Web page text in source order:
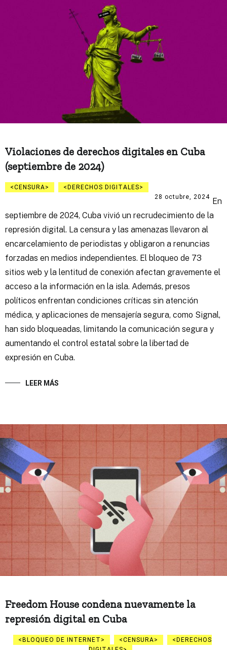
Violaciones de derechos digitales en Cuba
(septiembre de 2024)
CENSURA
DERECHOS DIGITALES
28 octubre, 2024 En
septiembre de 2024, Cuba vivió un recrudecimiento de la
represión digital. La censura y las amenazas llevaron al
encarcelamiento de periodistas y obligaron a renuncias
forzadas en medios independientes. El bloqueo de 73
sitios web y la lentitud de conexión afectan gravemente el
acceso a la información en la isla. Además, presos
políticos enfrentan condiciones críticas sin atención
médica, y aplicaciones de mensajería segura, como Signal,
han sido bloqueadas, limitando la comunicación segura y
aumentando el control estatal sobre la libertad de
expresión en Cuba.
LEER MÁS
Freedom House condena nuevamente la
represión digital en Cuba
BLOQUEO DE INTERNET CENSURA
DERECHOS